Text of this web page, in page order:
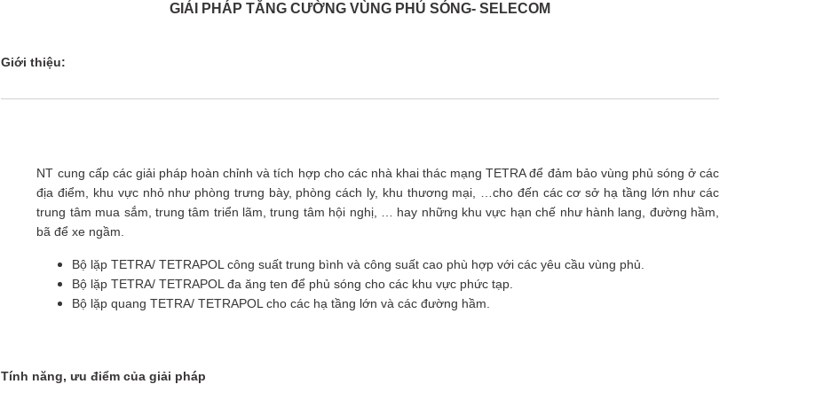
GIẢI PHÁP TĂNG CƯỜNG VÙNG PHỦ SÓNG- SELECOM
Giới thiệu:
NT cung cấp các giải pháp hoàn chỉnh và tích hợp cho các nhà khai thác mạng TETRA để đảm bảo vùng phủ sóng ở các
địa điểm, khu vực nhỏ như phòng trưng bày, phòng cách ly, khu thương mại, …cho đến các cơ sở hạ tầng lớn như các
trung tâm mua sắm, trung tâm triển lãm, trung tâm hội nghị, … hay những khu vực hạn chế như hành lang, đường hầm,
bã để xe ngầm.
Bộ lặp TETRA/ TETRAPOL công suất trung bình và công suất cao phù hợp với các yêu cầu vùng phủ.
Bộ lặp TETRA/ TETRAPOL đa ăng ten để phủ sóng cho các khu vực phức tạp.
Bộ lặp quang TETRA/ TETRAPOL cho các hạ tầng lớn và các đường hầm.
Tính năng, ưu điểm của giải pháp